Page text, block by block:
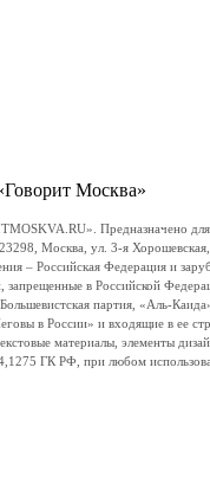
Москва»
Предназначено для
Москва, ул. 3-я
– Российская Федерация и
запрещенные в Российской
партия, «Аль-
в России» и входящие в ее
материалы, элементы
ГК РФ, при любом